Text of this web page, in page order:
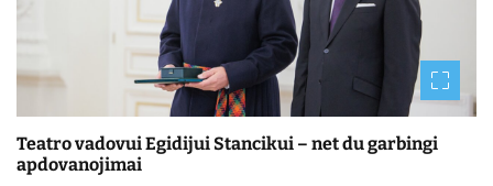
Teatro vadovui Egidijui Stancikui – net du garbingi
apdovanojimai